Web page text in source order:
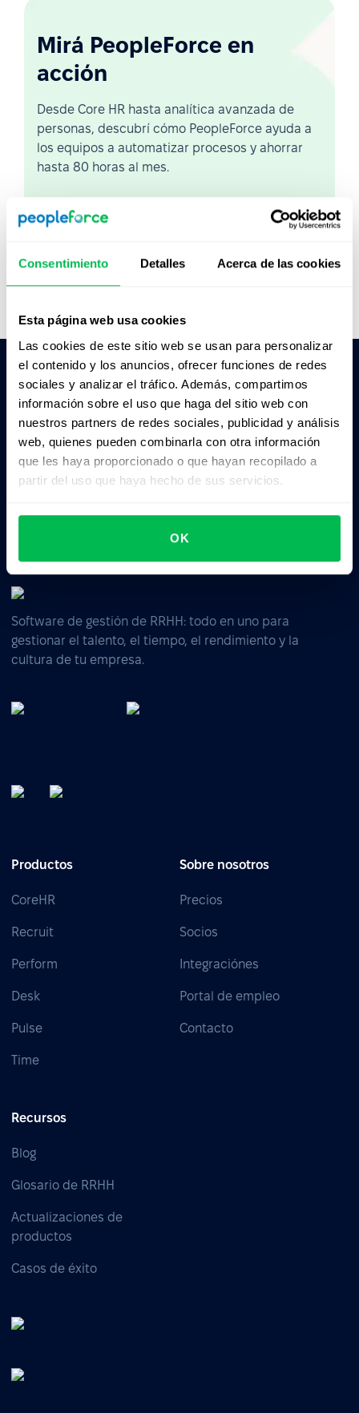
Consentimiento Detalles Acerca de las cookies
Esta página web usa cookies
Las cookies de este sitio web se usan para personalizar
el contenido y los anuncios, ofrecer funciones de redes
sociales y analizar el tráfico. Además, compartimos
información sobre el uso que haga del sitio web con
nuestros partners de redes sociales, publicidad y análisis
web, quienes pueden combinarla con otra información
que les haya proporcionado o que hayan recopilado a
partir del uso que haya hecho de sus servicios.
OK
Mirá PeopleForce en
acción
Desde Core HR hasta analítica avanzada de
personas, descubrí cómo PeopleForce ayuda a
los equipos a automatizar procesos y ahorrar
hasta 80 horas al mes.
Ver demo en vivo
Ver video
Pedile a la IA un resumen de PeopleForce:
Claude
Business driven. People focused.
Software de gestión de RRHH: todo en uno para
gestionar el talento, el tiempo, el rendimiento y la
cultura de tu empresa.
Productos
CoreHR
Recruit
Perform
Desk
Pulse
Time
Sobre nosotros
Precios
Socios
Integraciónes
Portal de empleo
Contacto
Recursos
Blog
Glosario de RRHH
Actualizaciones de
productos
Casos de éxito